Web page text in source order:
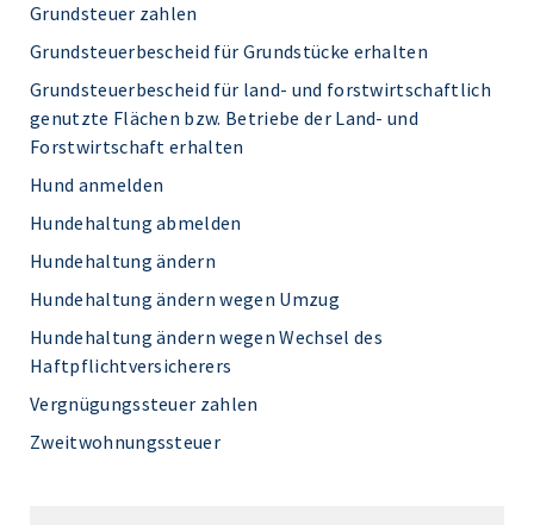
Grundsteuer zahlen
Grundsteuerbescheid für Grundstücke erhalten
Grundsteuerbescheid für land- und forstwirtschaftlich
genutzte Flächen bzw. Betriebe der Land- und
Forstwirtschaft erhalten
Hund anmelden
Hundehaltung abmelden
Hundehaltung ändern
Hundehaltung ändern wegen Umzug
Hundehaltung ändern wegen Wechsel des
Haftpflichtversicherers
Vergnügungssteuer zahlen
Zweitwohnungssteuer